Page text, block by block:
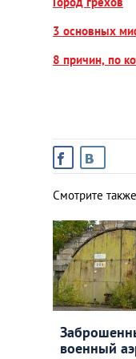
3 основных
8 причин, по
Смотрите
военный